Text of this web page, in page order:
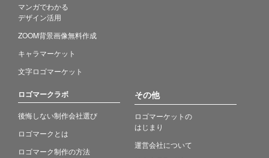
マンガでわかる
デザイン活用
ZOOM背景画像無料作成
キャラマーケット
文字ロゴマーケット
ロゴマークラボ
後悔しない制作会社選び
ロゴマークとは
ロゴマーク制作の方法
その他
ロゴマーケットの
はじまり
運営会社について